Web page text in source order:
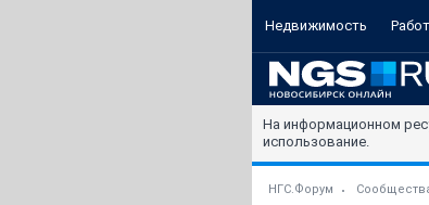
Недвижимость
На информационном
использование.
НГС.Форум